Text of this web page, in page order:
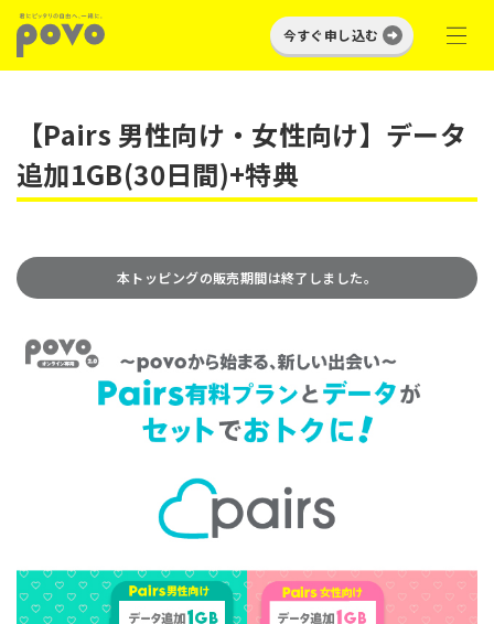
今すぐ申し込む
【Pairs 男性向け・女性向け】データ
追加1GB(30日間)+特典
本トッピングの販売期間は終了しました。